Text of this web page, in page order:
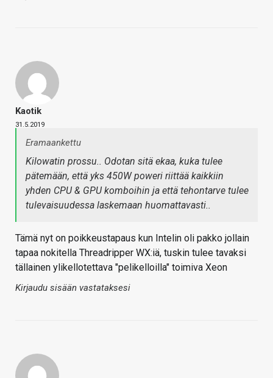
Kaotik
31.5.2019
Eramaankettu
Kilowatin prossu.. Odotan sitä ekaa, kuka tulee
pätemään, että yks 450W poweri riittää kaikkiin
yhden CPU & GPU komboihin ja että tehontarve tulee
tulevaisuudessa laskemaan huomattavasti..
Tämä nyt on poikkeustapaus kun Intelin oli pakko jollain
tapaa nokitella Threadripper WX:iä, tuskin tulee tavaksi
tällainen ylikellotettava "pelikelloilla" toimiva Xeon
Kirjaudu sisään vastataksesi